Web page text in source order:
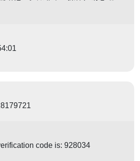
code is: 928034